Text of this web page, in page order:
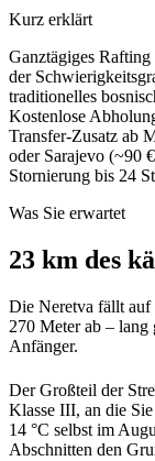
Kurz erklärt
Ganztägiges
der
traditionelles
Kostenlose
Transfer-Zusatz ab
oder Sarajevo (~90
Stornierung bis 24
Was Sie erwartet
23 km des
Die Neretva fällt auf
270 Meter ab –
Anfänger.
Der Großteil der
Klasse III, an die
14 °C selbst im
Abschnitten den